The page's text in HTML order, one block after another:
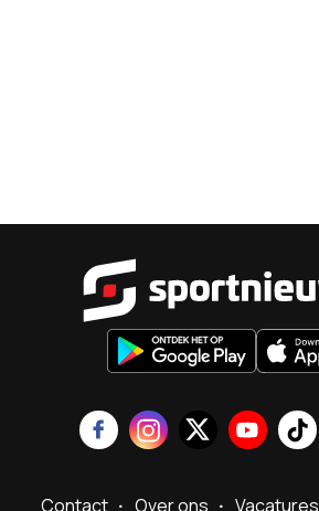
Contact Over ons Vacatures